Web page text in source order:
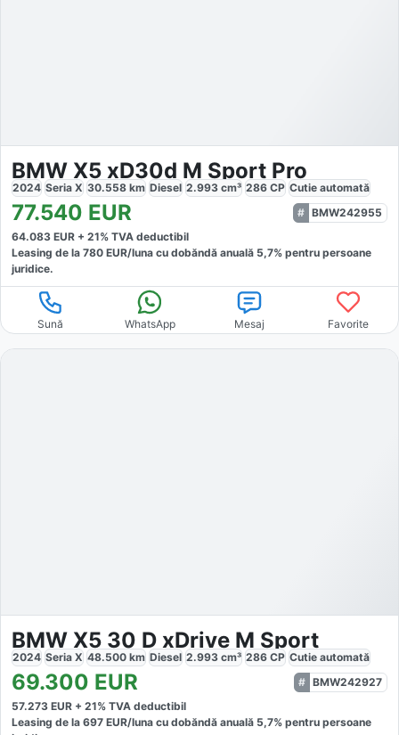
BMW X5 xD30d M Sport Pro
2024 Seria X 30.558 km Diesel 2.993 cm³ 286 CP Cutie automată
77.540 EUR
BMW242955
64.083 EUR + 21% TVA deductibil
Leasing de la 780 EUR/luna cu dobăndă anuală 5,7% pentru persoane
juridice.
Sună WhatsApp Mesaj Favorite
BMW X5 30 D xDrive M Sport
2024 Seria X 48.500 km Diesel 2.993 cm³ 286 CP Cutie automată
69.300 EUR
BMW242927
57.273 EUR + 21% TVA deductibil
Leasing de la 697 EUR/luna cu dobăndă anuală 5,7% pentru persoane